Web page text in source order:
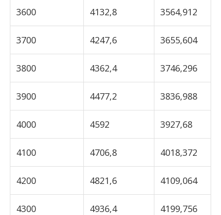
3600 4132,8 3564,912
3700 4247,6 3655,604
3800 4362,4 3746,296
3900 4477,2 3836,988
4000 4592 3927,68
4100 4706,8 4018,372
4200 4821,6 4109,064
4300 4936,4 4199,756